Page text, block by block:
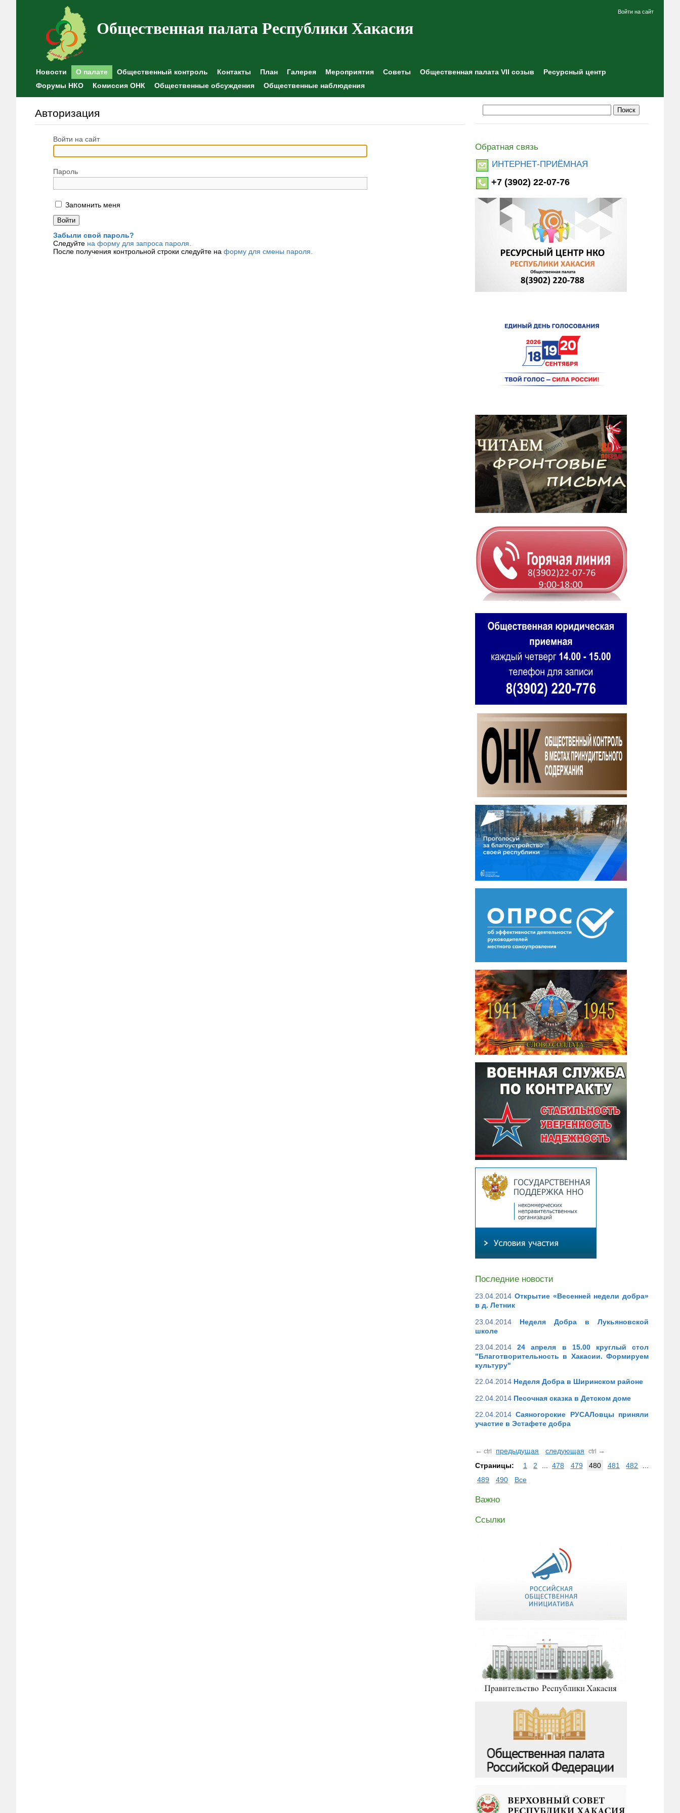
Общественная палата Республики Хакасия
Войти на сайт
Новости О палате Общественный контроль Контакты План Галерея Мероприятия Советы Общественная палата VII созыв
Ресурсный центр
Форумы НКО
Комиссия ОНК Общественные обсуждения Общественные наблюдения
Авторизация
Войти на сайт
Пароль
Запомнить меня
Забыли свой пароль?
Следуйте на форму для запроса пароля.
После получения контрольной строки следуйте на форму для смены пароля.
Обратная связь
ИНТЕРНЕТ-ПРИЁМНАЯ
+7 (3902) 22-07-76
Последние новости
23.04.2014 Открытие «Весенней недели добра»
в д. Летник
23.04.2014
Неделя Добра в Лукьяновской
школе
23.04.2014
24 апреля в 15.00 круглый стол
"Благотворительность в Хакасии. Формируем
культуру"
22.04.2014 Неделя Добра в Ширинском районе
22.04.2014 Песочная сказка в Детском доме
22.04.2014 Саяногорские РУСАЛовцы приняли
участие в Эстафете добра
← ctrl предыдущая следующая ctrl →
Страницы:
1 2 478 479 480 481 482
489
490 Все
Важно
Ссылки